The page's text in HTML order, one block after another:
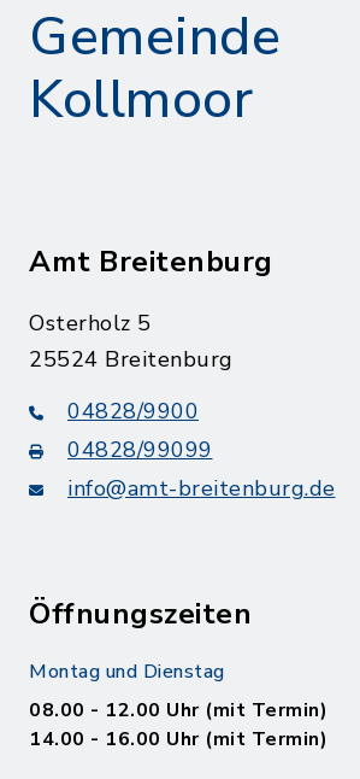
Gemeinde
Kollmoor
Amt Breitenburg
Osterholz 5
25524 Breitenburg
04828/9900
04828/99099
info@amt-breitenburg.de
Öffnungszeiten
Montag und Dienstag
08.00 - 12.00 Uhr (mit Termin)
14.00 - 16.00 Uhr (mit Termin)